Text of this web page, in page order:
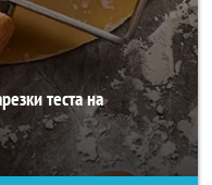
теста на